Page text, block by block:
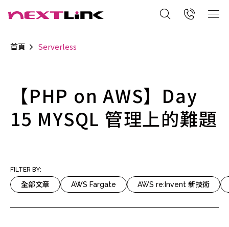
首頁 Serverless
【PHP on AWS】Day
15 MYSQL 管理上的難題
FILTER BY:
全部文章 AWS Fargate AWS re:Invent 新技術